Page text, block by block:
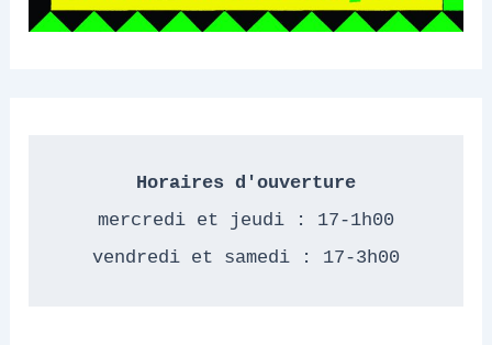
Horaires d'ouverture
mercredi et jeudi : 17-1h00
vendredi et samedi : 17-3h00